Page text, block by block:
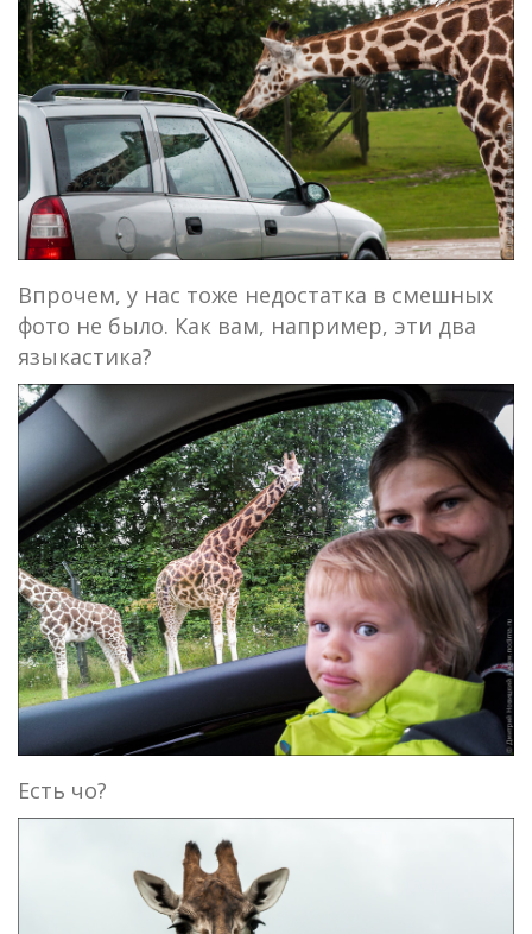
Впрочем, у нас тоже недостатка в смешных
фото не было. Как вам, например, эти два
языкастика?
Есть чо?